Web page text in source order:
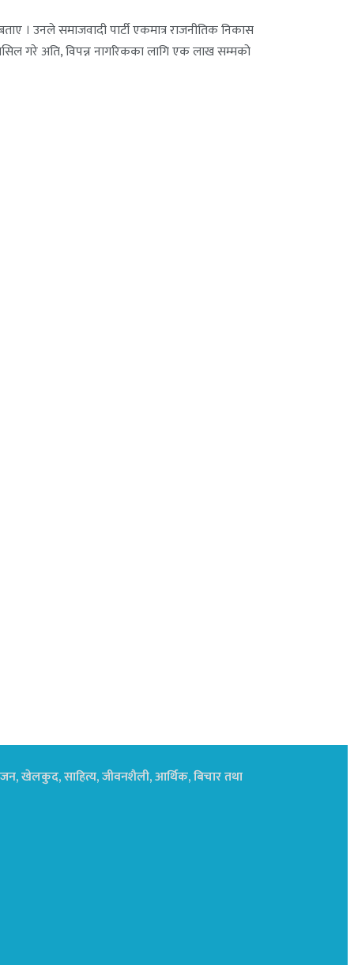
। उनले समाजवादी पार्टी एकमात्र राजनीतिक निकास
गरे अति, विपन्न नागरिकका लागि एक लाख सम्मको
खेलकुद, साहित्य, जीवनशैली, आर्थिक, बिचार तथा